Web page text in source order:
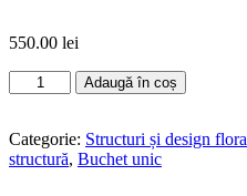
550.00 lei
Cantitate
Buchet
cu
emoții
Adaugă în coș
Categorie: Structuri și design
structură, Buchet unic